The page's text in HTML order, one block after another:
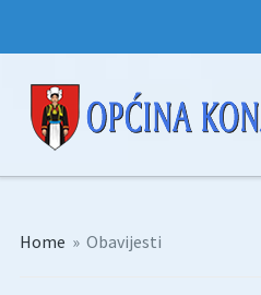
Home » Obavijesti